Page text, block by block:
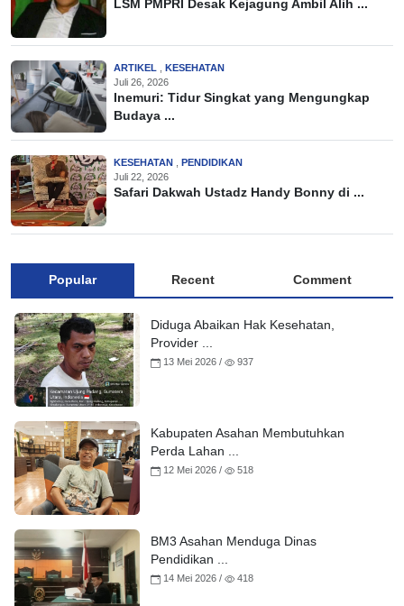
LSM PMPRI Desak Kejagung Ambil Alih ...
ARTIKEL
KESEHATAN
Juli 26, 2026
Inemuri: Tidur Singkat yang Mengungkap
Budaya ...
KESEHATAN
PENDIDIKAN
Juli 22, 2026
Safari Dakwah Ustadz Handy Bonny di ...
Popular Recent Comment
Diduga Abaikan Hak Kesehatan,
Provider ...
13 Mei 2026 / 937
Kabupaten Asahan Membutuhkan
Perda Lahan ...
12 Mei 2026 / 518
BM3 Asahan Menduga Dinas
Pendidikan ...
14 Mei 2026 / 418